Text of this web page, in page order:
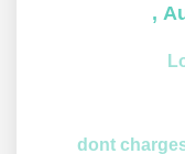
,
dont